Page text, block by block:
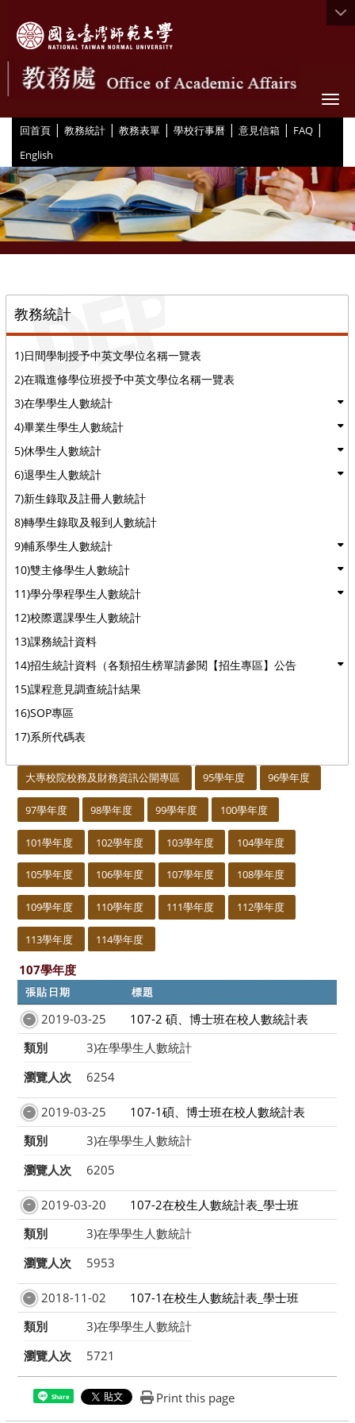
回首頁 | 教務統計 | 教務表單 | 學校行事曆 | 意見信箱 | FAQ |
English
教務統計
1)日間學制授予中英文學位名稱一覽表
2)在職進修學位班授予中英文學位名稱一覽表
3)在學學生人數統計
4)畢業生學生人數統計
5)休學生人數統計
6)退學生人數統計
7)新生錄取及註冊人數統計
8)轉學生錄取及報到人數統計
9)輔系學生人數統計
10)雙主修學生人數統計
11)學分學程學生人數統計
12)校際選課學生人數統計
13)課務統計資料
14)招生統計資料（各類招生榜單請參閱【招生專區】公告
15)課程意見調查統計結果
16)SOP專區
17)系所代碼表
大專校院校務及財務資訊公開專區 95學年度 96學年度
97學年度 98學年度 99學年度 100學年度
101學年度 102學年度 103學年度 104學年度
105學年度 106學年度 107學年度 108學年度
109學年度 110學年度 111學年度 112學年度
113學年度 114學年度
107學年度
張貼日期 標題
2019-03-25
107-2 碩、博士班在校人數統計表
類別
3)在學學生人數統計
瀏覽人次
6254
2019-03-25
107-1碩、博士班在校人數統計表
類別
3)在學學生人數統計
瀏覽人次
6205
2019-03-20
107-2在校生人數統計表_學士班
類別
3)在學學生人數統計
瀏覽人次
5953
2018-11-02
107-1在校生人數統計表_學士班
類別
3)在學學生人數統計
瀏覽人次
5721
Share Print this page